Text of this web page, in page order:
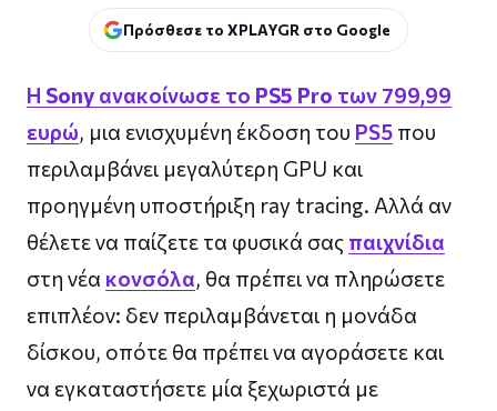
Πρόσθεσε το XPLAYGR στο Google
Η Sony ανακοίνωσε το PS5 Pro των 799,99
ευρώ, μια ενισχυμένη έκδοση του PS5 που
περιλαμβάνει μεγαλύτερη GPU και
προηγμένη υποστήριξη ray tracing. Αλλά αν
θέλετε να παίζετε τα φυσικά σας παιχνίδια
στη νέα κονσόλα, θα πρέπει να πληρώσετε
επιπλέον: δεν περιλαμβάνεται η μονάδα
δίσκου, οπότε θα πρέπει να αγοράσετε και
να εγκαταστήσετε μία ξεχωριστά με